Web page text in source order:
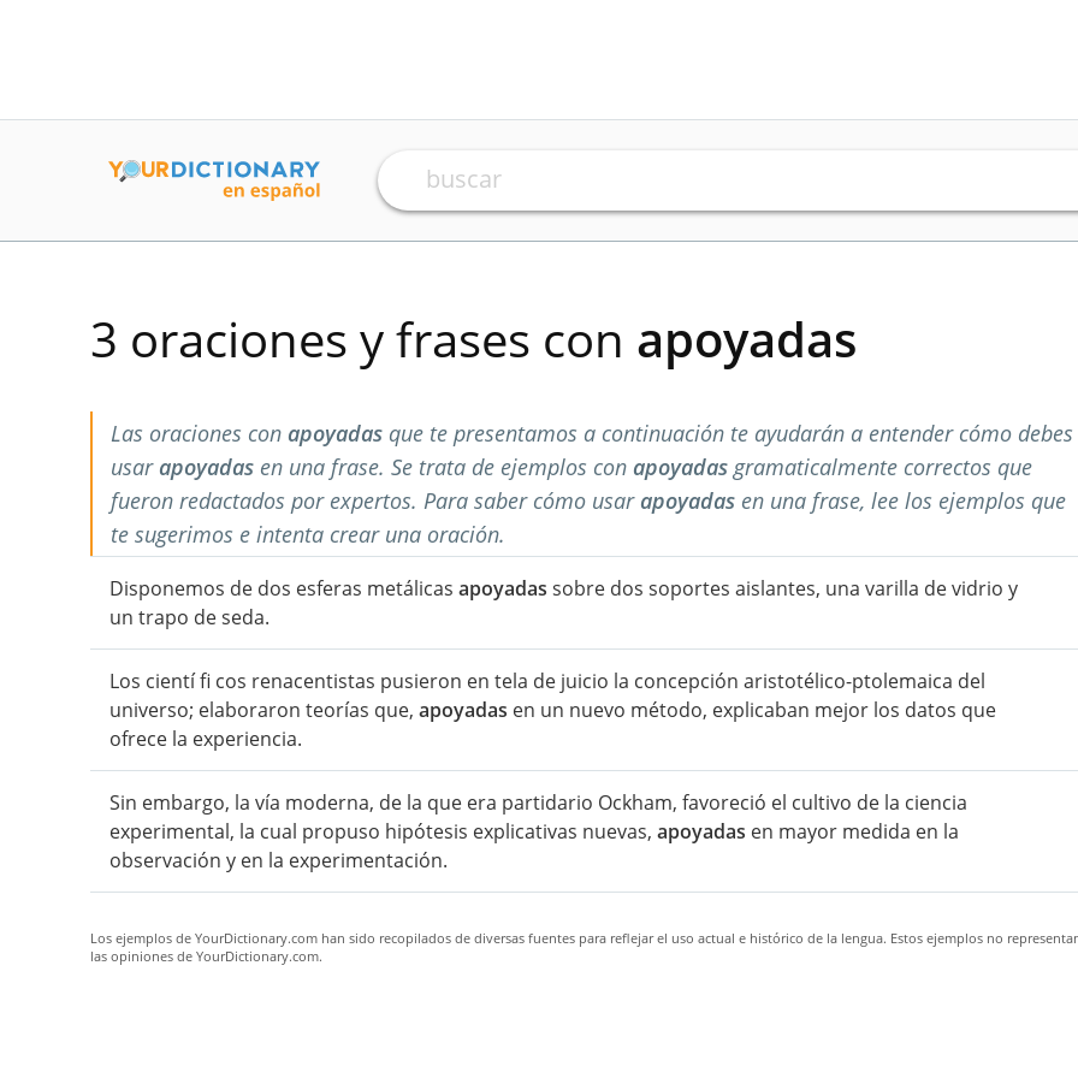
3 oraciones y frases con apoyadas
Las oraciones con apoyadas que te presentamos a continuación te ayudarán a entender cómo debes
usarapoyadas en una frase. Se trata de ejemplos con apoyadasgramaticalmente correctos que
fueron redactados por expertos. Para saber cómo usarapoyadas en una frase, lee los ejemplos que
te sugerimos e intenta crear una oración.
Disponemos de dos esferas metálicas apoyadas sobre dos soportes aislantes, una varilla de vidrio y
un trapo de seda.
Los cientí fi cos renacentistas pusieron en tela de juicio la concepción aristotélico-ptolemaica del
universo; elaboraron teorías que, apoyadas en un nuevo método, explicaban mejor los datos que
ofrece la experiencia.
Sin embargo, la vía moderna, de la que era partidario Ockham, favoreció el cultivo de la ciencia
experimental, la cual propuso hipótesis explicativas nuevas, apoyadas en mayor medida en la
observación y en la experimentación.
Los ejemplos de YourDictionary.com han sido recopilados de diversas fuentes para reflejar el uso actual e histórico de la lengua. Estos ejemplos no
las opiniones de YourDictionary.com.